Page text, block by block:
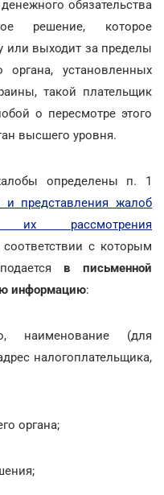
обязательства
решение, которое
или выходит за пределы
органа, установленных
такой плательщик
о пересмотре этого
высшего уровня.
определены п. 1
представления жалоб
их рассмотрения
соответствии с которым
в письменной
информацию:
наименование (для
налогоплательщика,
органа;